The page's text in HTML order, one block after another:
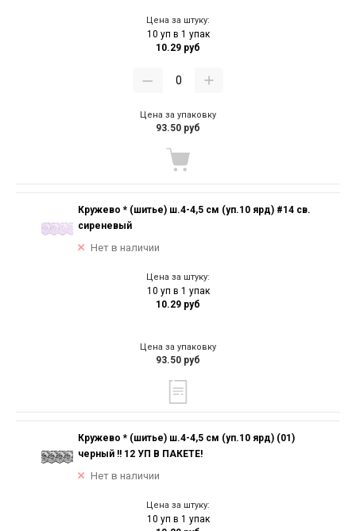
Цена за штуку:
10 уп в 1 упак
10.29 руб
Цена за упаковку
93.50 руб
Кружево * (шитье) ш.4-4,5 см (уп.10 ярд) #14 св.
сиреневый
Нет в наличии
Цена за штуку:
10 уп в 1 упак
10.29 руб
Цена за упаковку
93.50 руб
Кружево * (шитье) ш.4-4,5 см (уп.10 ярд) (01)
черный !! 12 УП В ПАКЕТЕ!
Нет в наличии
Цена за штуку:
10 уп в 1 упак